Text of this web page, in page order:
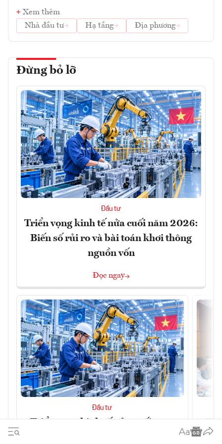
Xem thêm
Nhà đầu tư
Hạ tầng Địa phương
Đừng bỏ lỡ
Đầu tư
Triển vọng kinh tế nửa cuối năm 2026:
Biến số rủi ro và bài toán khơi thông
nguồn vốn
Đọc ngay
Đầu tư
ra